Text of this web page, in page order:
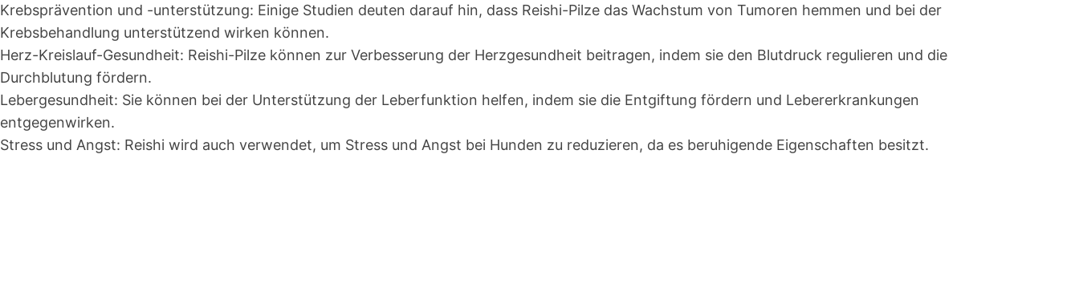
Krebsprävention und -unterstützung: Einige Studien deuten darauf hin, dass Reishi-Pilze das Wachstum von Tumoren hemmen und bei der
Krebsbehandlung unterstützend wirken können.
Herz-Kreislauf-Gesundheit: Reishi-Pilze können zur Verbesserung der Herzgesundheit beitragen, indem sie den Blutdruck regulieren und die
Durchblutung fördern.
Lebergesundheit: Sie können bei der Unterstützung der Leberfunktion helfen, indem sie die Entgiftung fördern und Lebererkrankungen
entgegenwirken.
Stress und Angst: Reishi wird auch verwendet, um Stress und Angst bei Hunden zu reduzieren, da es beruhigende Eigenschaften besitzt.